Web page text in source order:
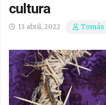
cultura
13 abril, 2022 Tomás